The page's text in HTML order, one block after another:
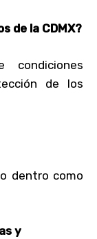
de la CDMX?
condiciones
de los
dentro como
y